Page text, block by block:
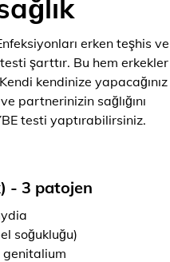
erken teşhis ve
şarttır. Bu hem erkekler
kendinize yapacağınız
partnerinizin sağlığını
testi yaptırabilirsiniz.
- 3 patojen
soğukluğu)